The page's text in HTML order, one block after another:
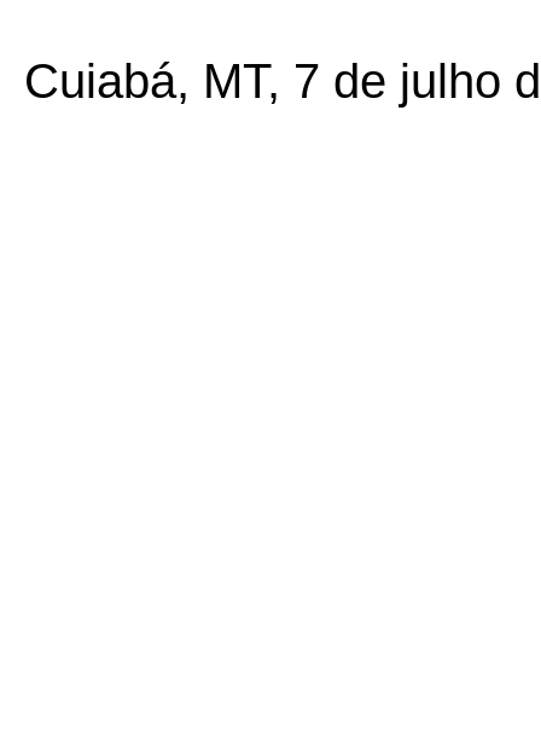
Cuiabá, MT, 7 de julho